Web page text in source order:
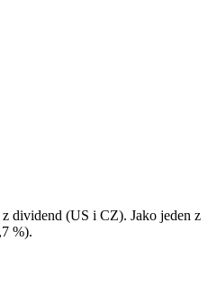
dividend (US i CZ). Jako jeden z
%).